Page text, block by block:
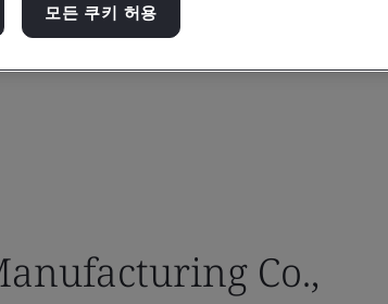
Co.,
모든 쿠키 허용